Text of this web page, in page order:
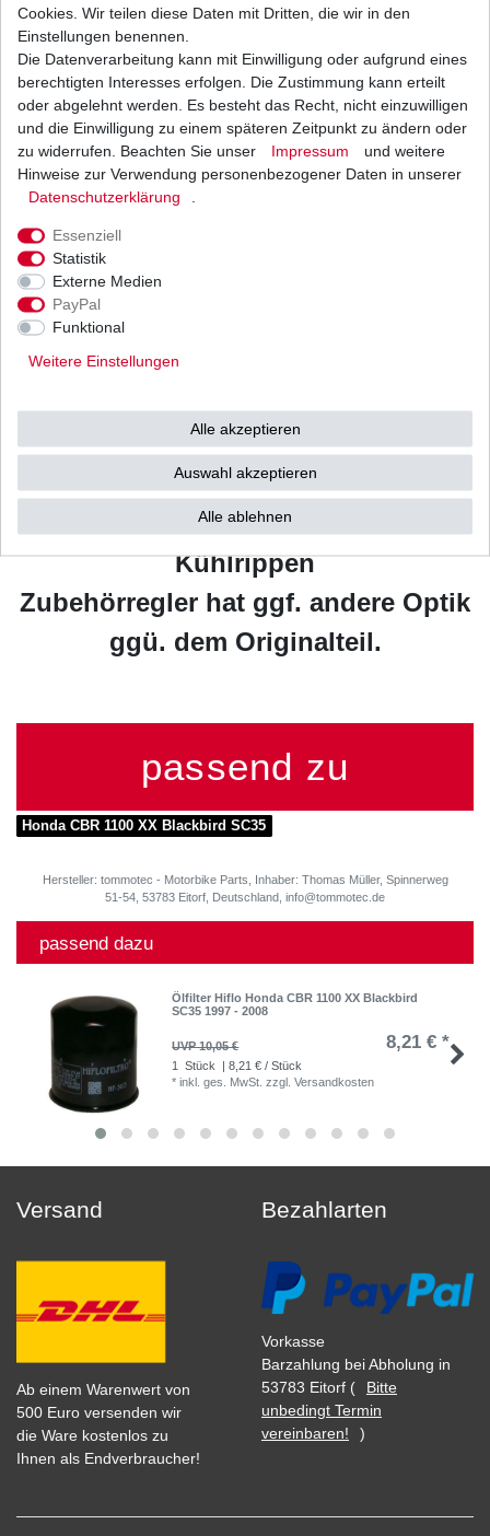
Beschreibung
Weitere Details
HONDA
CBR1100 XX Blackbird
Steckanschluss identisch mit dem
Original.
1*5er Stecker 5fach belegt.
Vergleichsangaben zum Original:
SH691-12 ersetzt SH633 ohne
Kühlrippen
Zubehörregler hat ggf. andere Optik
ggü. dem Originalteil.
passend zu
Honda CBR 1100 XX Blackbird SC35
Hersteller: tommotec - Motorbike Parts, Inhaber: Thomas Müller, Spinnerweg
51-54, 53783 Eitorf, Deutschland, info@tommotec.de
passend dazu
Ölfilter Hiflo Honda CBR 1100 XX Blackbird
SC35 1997 - 2008
UVP 10,05 € 8,21 € *
1 Stück
| 8,21 € / Stück
*inkl. ges. MwSt. zzgl.Versandkosten
Versand
Ab einem Warenwert von
500 Euro versenden wir
die Ware kostenlos zu
Ihnen als Endverbraucher!
Bezahlarten
Vorkasse
Barzahlung bei Abholung in
53783 Eitorf (
Bitte
unbedingt Termin
vereinbaren!
)
Cookies. Wir teilen diese Daten mit Dritten, die wir in den
Einstellungen benennen.
Die Datenverarbeitung kann mit Einwilligung oder aufgrund eines
berechtigten Interesses erfolgen. Die Zustimmung kann erteilt
oder abgelehnt werden. Es besteht das Recht, nicht einzuwilligen
und die Einwilligung zu einem späteren Zeitpunkt zu ändern oder
zu widerrufen. Beachten Sie unser
Impressum
und weitere
Hinweise zur Verwendung personenbezogener Daten in unserer
Daten­schutz­erklärung
Essenziell
Statistik
Externe Medien
PayPal
Funktional
Weitere Einstellungen
Alle akzeptieren
Auswahl akzeptieren
Alle ablehnen